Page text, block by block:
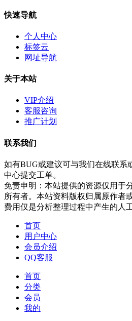
快速导航
个人中心
标签云
网址导航
关于本站
VIP介绍
客服咨询
推广计划
联系我们
如有BUG或建议可与我们在线联系
中心提交工单。
免责申明：本站提供的资源仅用于
所有者。本站资料版权归属原作者
费用仅是分析整理过程中产生的人
首页
用户中心
会员介绍
QQ客服
首页
分类
会员
我的